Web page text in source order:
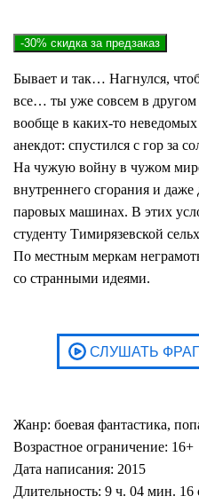
Бывает и так… Нагнулся,
все… ты уже совсем в
вообще в каких-то неведомых
анекдот: спустился с гор за
На чужую войну в чужом
внутреннего сгорания и
паровых машинах. В этих
студенту Тимирязевской
По местным меркам
со странными идеями.
Жанр: боевая фантастика,
Возрастное ограничение: 16+
Дата написания: 2015
Длительность: 9 ч. 04 мин. 16